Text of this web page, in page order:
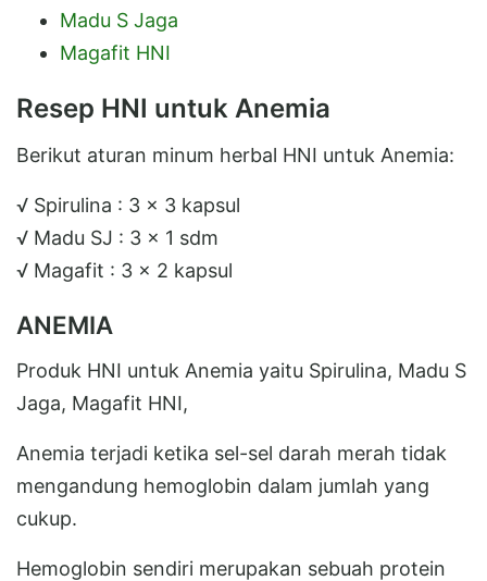
Madu S Jaga
Magafit HNI
Resep HNI untuk Anemia
Berikut aturan minum herbal HNI untuk Anemia:
√ Spirulina : 3 x 3 kapsul
√ Madu SJ : 3 x 1 sdm
√ Magafit : 3 x 2 kapsul
ANEMIA
Produk HNI untuk Anemia yaitu Spirulina, Madu S
Jaga, Magafit HNI,
Anemia terjadi ketika sel-sel darah merah tidak
mengandung hemoglobin dalam jumlah yang
cukup.
Hemoglobin sendiri merupakan sebuah protein